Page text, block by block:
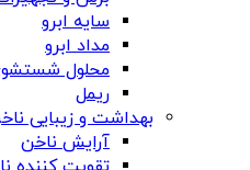
سایه ابرو
مداد ابرو
محلول
ریمل
بهداشت و زیبایی
آرایش ناخن